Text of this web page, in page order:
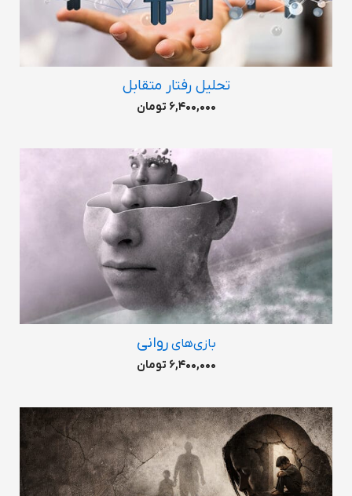
تحلیل رفتار متقابل
6,400,000 تومان
بازی‌هایروانی
6,400,000 تومان